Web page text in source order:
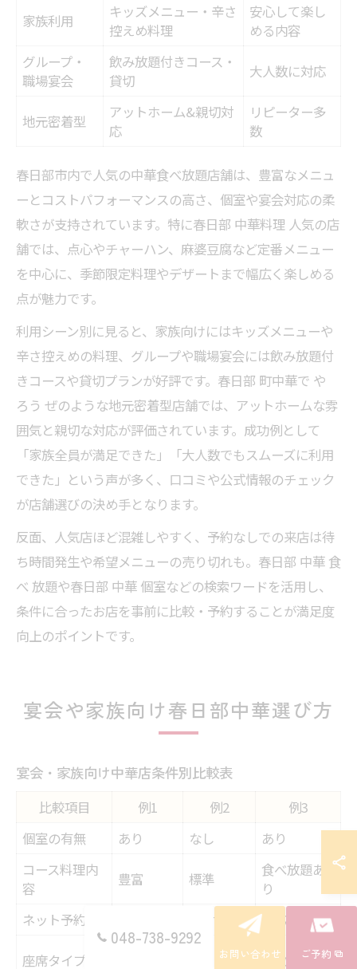
家族利用
キッズメニュー・辛さ
控えめ料理
安心して楽し
める内容
グループ・
職場宴会
飲み放題付きコース・
貸切
大人数に対応
地元密着型
アットホーム&親切対
応
リピーター多
数
春日部市内で人気の中華食べ放題店舗は、豊富なメニュ
ーとコストパフォーマンスの高さ、個室や宴会対応の柔
軟さが支持されています。特に春日部 中華料理 人気の店
舗では、点心やチャーハン、麻婆豆腐など定番メニュー
を中心に、季節限定料理やデザートまで幅広く楽しめる
点が魅力です。
利用シーン別に見ると、家族向けにはキッズメニューや
辛さ控えめの料理、グループや職場宴会には飲み放題付
きコースや貸切プランが好評です。春日部 町中華で や
ろう ぜのような地元密着型店舗では、アットホームな雰
囲気と親切な対応が評価されています。成功例として
「家族全員が満足できた」「大人数でもスムーズに利用
できた」という声が多く、口コミや公式情報のチェック
が店舗選びの決め手となります。
反面、人気店ほど混雑しやすく、予約なしでの来店は待
ち時間発生や希望メニューの売り切れも。春日部 中華 食
べ 放題や春日部 中華 個室などの検索ワードを活用し、
条件に合ったお店を事前に比較・予約することが満足度
向上のポイントです。
宴会や家族向け春日部中華選び方
宴会・家族向け中華店条件別比較表
比較項目 例1 例2
例3
個室の有無
あり なし
あり
コース料理内
容
豊富 標準
食べ放題あ
り
ネット予約
非対応 対応
座席タイプ
掘りごた
座敷
048-738-9292
お問い合わせ ご予約